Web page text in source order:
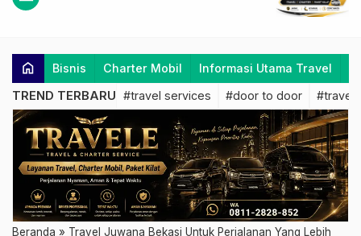
home Bisnis Charter Mobil Informasi Utama Travel
TREND TERBARU #travel services #door to door #travel
Beranda » Travel Juwana Bekasi Untuk Perjalanan Yang Lebih